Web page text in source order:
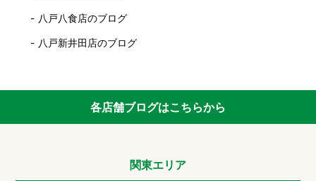
八戸八食店のブログ
八戸新井田店のブログ
各店舗ブログはこちらから
関東エリア